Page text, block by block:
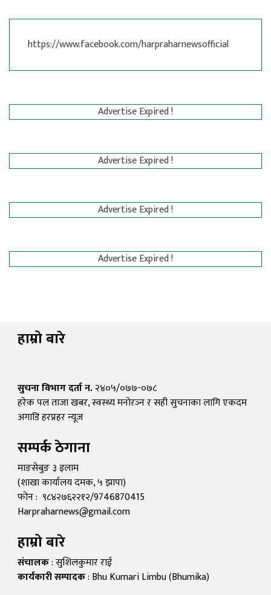
https://www.facebook.com/harpraharnewsofficial
Advertise Expired !
Advertise Expired !
Advertise Expired !
Advertise Expired !
हाम्रो बारे
सुचना विभाग दर्ता न.२४०५/०७७-०७८
हरेक पल ताजा खबर, स्वस्थ्य मनोरञ्न र सही सुचनाका लागि एकदम
अगाडि हरप्रहर न्यूज
सम्पर्क ठेगाना
माङसेबुङ ३ इलाम
(शाखा कार्यालय दमक, ५ झापा)
फोन : ९८४२७६२२१२/9746870415
Harpraharnews@gmail.com
हाम्रो बारे
संचालक: सुशिलकुमार राई
कार्यकारी सम्पादक: Bhu Kumari Limbu (Bhumika)